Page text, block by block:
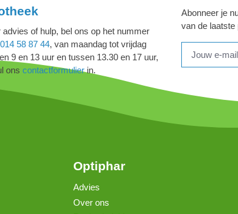
advies of hulp, bel ons op het nummer
58 87 44, van maandag tot vrijdag
9 en 13 uur en tussen 13.30 en 17 uur,
ons contactformulierin.
Abonneer je
van de laatste
Optiphar
Advies
Over ons